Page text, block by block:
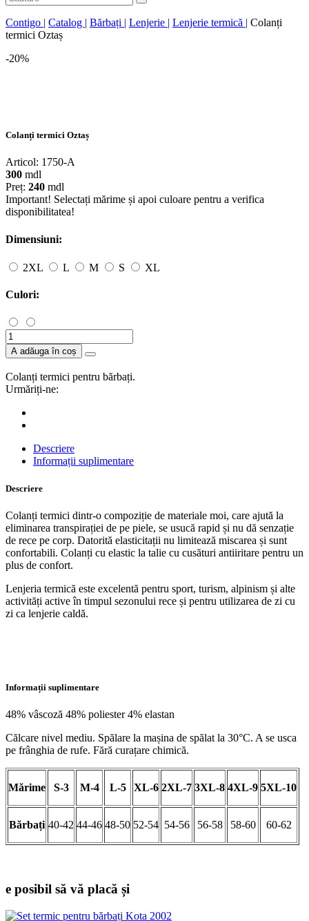
Contigo | Catalog | Bărbați | Lenjerie | Lenjerie termică | Colanți
termici Oztaș
-20%
Colanți termici Oztaș
Articol: 1750-A
300 mdl
Preț: 240 mdl
Important! Selectați mărime și apoi culoare pentru a verifica
disponibilitatea!
Dimensiuni:
2XL L M S XL
Culori:
A adăuga în coș
Colanți termici pentru bărbați.
Urmăriți-ne:
Descriere
Informații suplimentare
Descriere
Colanți termici dintr-o compoziție de materiale moi, care ajută la
eliminarea transpirației de pe piele, se usucă rapid și nu dă senzație
de rece pe corp. Datorită elasticitații nu limitează miscarea și sunt
confortabili. Colanți cu elastic la talie cu cusături antiiritare pentru un
plus de confort.
Lenjeria termică este excelentă pentru sport, turism, alpinism și alte
activități active în timpul sezonului rece și pentru utilizarea de zi cu
zi ca lenjerie caldă.
Informații suplimentare
48% vâscoză 48% poliester 4% elastan
Călcare nivel mediu. Spălare la mașina de spălat la 30°C. A se usca
pe frânghia de rufe. Fără curațare chimică.
Mărime S-3 M-4 L-5 XL-6 2XL-7 3XL-8 4XL-9 5XL-10
Bărbați 40-42 44-46 48-50 52-54 54-56 56-58 58-60 60-62
e posibil să vă placă și